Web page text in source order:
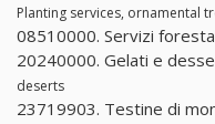
Planting services, ornamental
08510000. Servizi
20240000. Gelati e
deserts
23719903. Testine di